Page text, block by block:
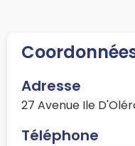
Adresse
27 Avenue Ile
Téléphone